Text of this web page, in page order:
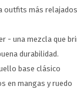
outfits más
- una mezcla que
durabilidad.
base clásico
en mangas y ruedo